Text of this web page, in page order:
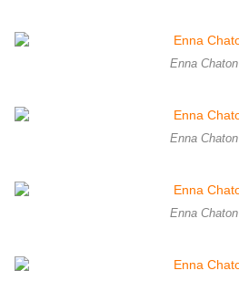
Enna Chaton
Enna Chaton
Enna Chaton